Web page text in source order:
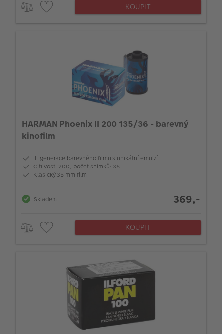
KOUPIT
HARMAN Phoenix II 200 135/36 - barevný
kinofilm
II. generace barevného filmu s unikátní emulzí
Citlivost: 200, počet snímků: 36
Klasický 35 mm film
Skladem 369,-
KOUPIT